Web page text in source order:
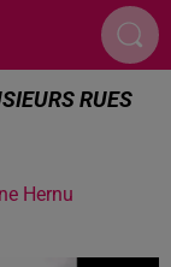
RUES
Hernu